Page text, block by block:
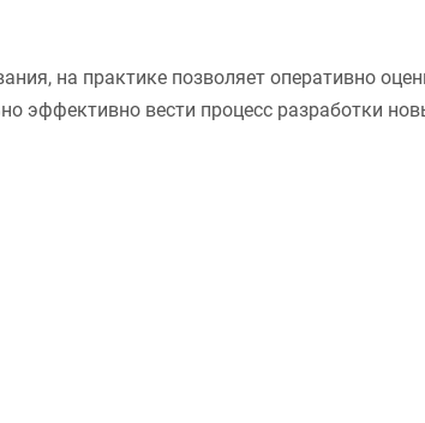
на практике позволяет оперативно
эффективно вести процесс разработки